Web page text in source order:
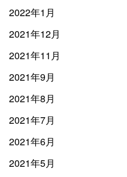
2022年1月
2021年12月
2021年11月
2021年9月
2021年8月
2021年7月
2021年6月
2021年5月